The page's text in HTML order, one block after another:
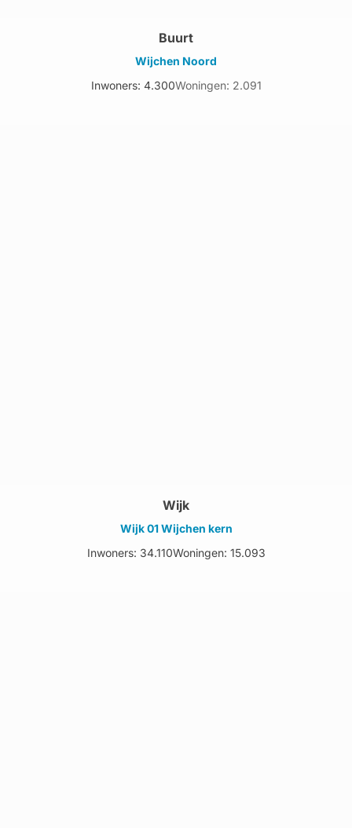
Buurt
Wijchen Noord
Inwoners: 4.300Woningen: 2.091
Wijk
Wijk 01 Wijchen kern
Inwoners: 34.110Woningen: 15.093